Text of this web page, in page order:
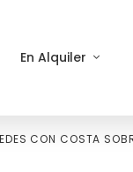
En Alquiler
CON COSTA